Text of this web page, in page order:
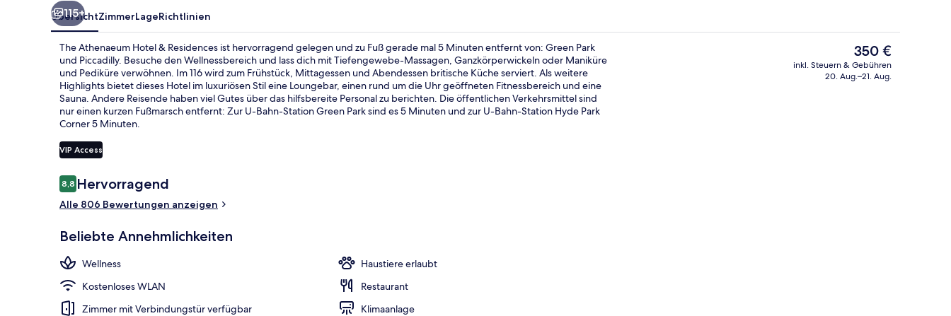
Terrasse/Patio Außenbereich
115+
ÜbersichtZimmerLageRichtlinien
The Athenaeum Hotel & Residences ist hervorragend gelegen und zu Fuß gerade mal 5 Minuten entfernt von: Green Park
und Piccadilly. Besuche den Wellnessbereich und lass dich mit Tiefengewebe-Massagen, Ganzkörperwickeln oder Maniküre
und Pediküre verwöhnen. Im 116 wird zum Frühstück, Mittagessen und Abendessen britische Küche serviert. Als weitere
Highlights bietet dieses Hotel im luxuriösen Stil eine Loungebar, einen rund um die Uhr geöffneten Fitnessbereich und eine
Sauna. Andere Reisende haben viel Gutes über das hilfsbereite Personal zu berichten. Die öffentlichen Verkehrsmittel sind
nur einen kurzen Fußmarsch entfernt: Zur U-Bahn-Station Green Park sind es 5 Minuten und zur U-Bahn-Station Hyde Park
Corner 5 Minuten.
VIP Access
Bewertungen
8,88,8 von 10.
Hervorragend
Alle 806 Bewertungen anzeigen
Beliebte Annehmlichkeiten
Wellness
Haustiere erlaubt
Kostenloses WLAN
Restaurant
Zimmer mit Verbindungstür verfügbar
Klimaanlage
Der
aktuelle
Preis
350 €
inkl. Steuern & Gebühren
20. Aug.–21. Aug.